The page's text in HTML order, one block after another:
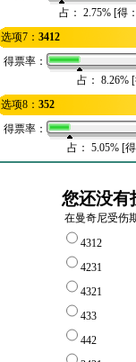
占： 2.75% [得：
选项7： 3412
得票率：
占： 8.26% [
选项8： 352
得票率：
占： 5.05% [得
您还没有
在曼奇尼受伤
4312
4231
4321
433
442